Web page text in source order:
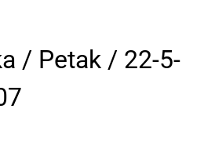
/ Petak / 22-5-